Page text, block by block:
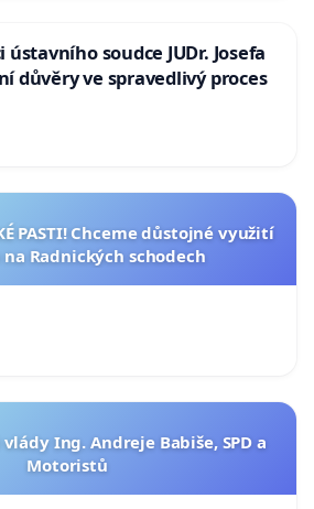
soudce JUDr. Josefa
důvěry ve spravedlivý proces
PASTI! Chceme důstojné využití
Radnických schodech
Ing. Andreje Babiše, SPD a
Motoristů